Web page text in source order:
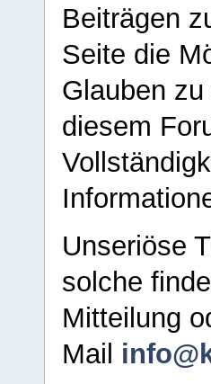
Beiträgen
Seite die
Glauben
diesem
Unseriöse
solche
Mitteilung
Mail